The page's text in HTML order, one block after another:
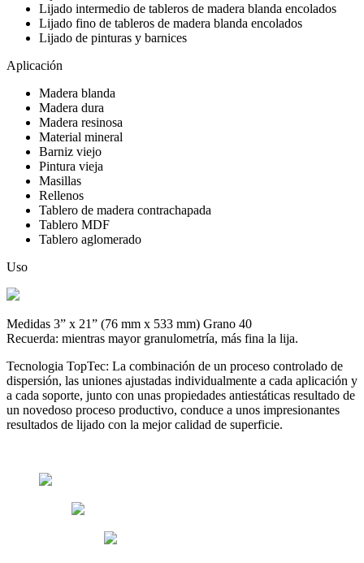
Lijado intermedio de tableros de madera blanda encolados
Lijado fino de tableros de madera blanda encolados
Lijado de pinturas y barnices
Aplicación
Madera blanda
Madera dura
Madera resinosa
Material mineral
Barniz viejo
Pintura vieja
Masillas
Rellenos
Tablero de madera contrachapada
Tablero MDF
Tablero aglomerado
Uso
Medidas 3” x 21” (76 mm x 533 mm) Grano 40
Recuerda: mientras mayor granulometría, más fina la lija.
Tecnologia TopTec: La combinación de un proceso controlado de
dispersión, las uniones ajustadas individualmente a cada aplicación y
a cada soporte, junto con unas propiedades antiestáticas resultado de
un novedoso proceso productivo, conduce a unos impresionantes
resultados de lijado con la mejor calidad de superficie.